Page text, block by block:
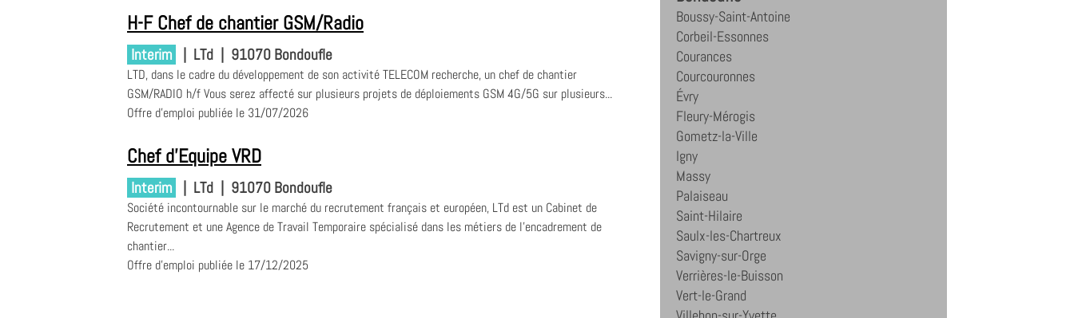
H-F Chef de chantier GSM/Radio
Interim | LTd | 91070 Bondoufle
LTD, dans le cadre du développement de son activité TELECOM recherche, un chef de chantier
GSM/RADIO h/f Vous serez affecté sur plusieurs projets de déploiements GSM 4G/5G sur plusieurs...
Offre d'emploi publiée le 31/07/2026
Chef d'Equipe VRD
Interim | LTd | 91070 Bondoufle
Société incontournable sur le marché du recrutement français et européen, LTd est un Cabinet de
Recrutement et une Agence de Travail Temporaire spécialisé dans les métiers de l'encadrement de
chantier...
Offre d'emploi publiée le 17/12/2025
Boussy-Saint-Antoine
Corbeil-Essonnes
Courances
Courcouronnes
Évry
Fleury-Mérogis
Gometz-la-Ville
Igny
Massy
Palaiseau
Saint-Hilaire
Saulx-les-Chartreux
Savigny-sur-Orge
Verrières-le-Buisson
Vert-le-Grand